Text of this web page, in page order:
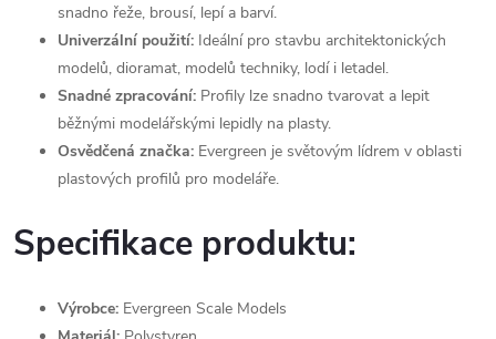
snadno řeže, brousí, lepí a barví.
Univerzální použití: Ideální pro stavbu architektonických
modelů, dioramat, modelů techniky, lodí i letadel.
Snadné zpracování: Profily lze snadno tvarovat a lepit
běžnými modelářskými lepidly na plasty.
Osvědčená značka: Evergreen je světovým lídrem v oblasti
plastových profilů pro modeláře.
Specifikace produktu:
Výrobce: Evergreen Scale Models